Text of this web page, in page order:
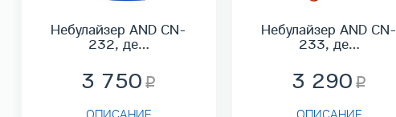
Небулайзер AND CN-
232, де…
3 750
ОПИСАНИЕ
Небулайзер AND CN-
233, де…
3 290
ОПИСАНИЕ